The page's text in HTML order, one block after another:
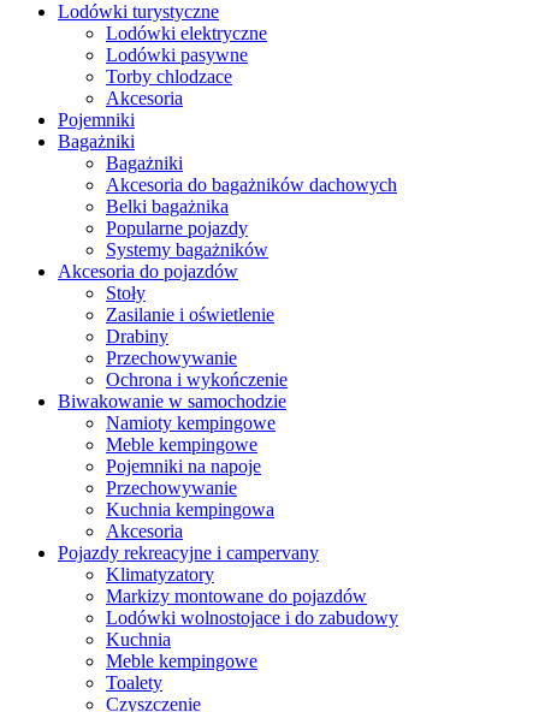
Lodówki turystyczne
Lodówki elektryczne
Lodówki pasywne
Torby chlodzace
Akcesoria
Pojemniki
Bagażniki
Bagażniki
Akcesoria do bagażników dachowych
Belki bagażnika
Popularne pojazdy
Systemy bagażników
Akcesoria do pojazdów
Stoły
Zasilanie i oświetlenie
Drabiny
Przechowywanie
Ochrona i wykończenie
Biwakowanie w samochodzie
Namioty kempingowe
Meble kempingowe
Pojemniki na napoje
Przechowywanie
Kuchnia kempingowa
Akcesoria
Pojazdy rekreacyjne i campervany
Klimatyzatory
Markizy montowane do pojazdów
Lodówki wolnostojace i do zabudowy
Kuchnia
Meble kempingowe
Toalety
Czyszczenie